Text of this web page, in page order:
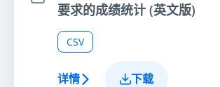
选择项目要求的成绩统计 (英文版)
CSV
详情 下载